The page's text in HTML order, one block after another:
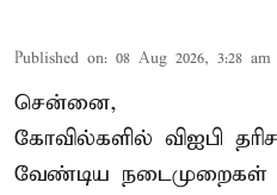
Published on: 08 Aug 2026, 3:28 am
சென்னை,
கோவில்களில் விஐபி
வேண்டிய நடைமுறைகள்